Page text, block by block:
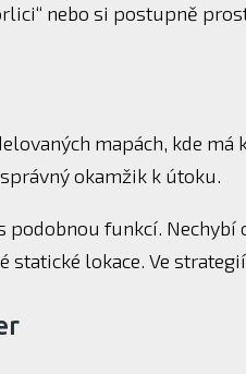
nebo si postupně
mapách, kde
okamžik k útoku.
podobnou funkcí.
lokace. Ve